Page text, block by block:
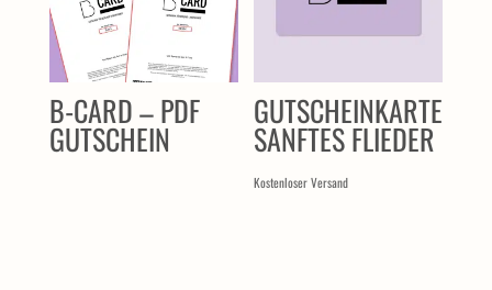
B-CARD – PDF
GUTSCHEIN
GUTSCHEINKARTE
SANFTES FLIEDER
Kostenloser Versand